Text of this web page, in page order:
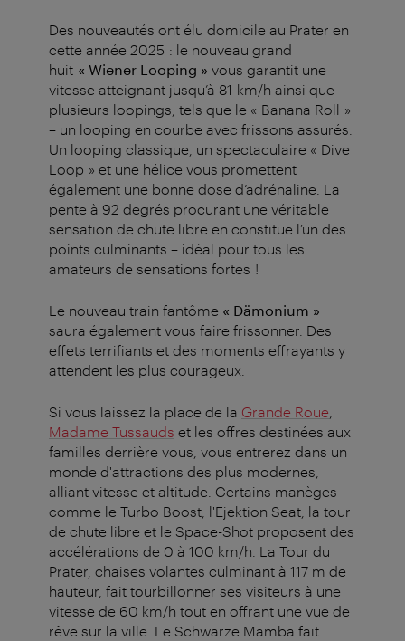
Des nouveautés ont élu domicile au Prater en
cette année 2025 : le nouveau grand
huit « Wiener Looping » vous garantit une
vitesse atteignant jusqu’à 81 km/h ainsi que
plusieurs loopings, tels que le « Banana Roll »
– un looping en courbe avec frissons assurés.
Un looping classique, un spectaculaire « Dive
Loop » et une hélice vous promettent
également une bonne dose d’adrénaline. La
pente à 92 degrés procurant une véritable
sensation de chute libre en constitue l’un des
points culminants – idéal pour tous les
amateurs de sensations fortes !
Le nouveau train fantôme « Dämonium »
saura également vous faire frissonner. Des
effets terrifiants et des moments effrayants y
attendent les plus courageux.
Si vous laissez la place de la Grande Roue
Madame Tussauds et les offres destinées aux
familles derrière vous, vous entrerez dans un
monde d'attractions des plus modernes,
alliant vitesse et altitude. Certains manèges
comme le Turbo Boost, l'Ejektion Seat, la tour
de chute libre et le Space-Shot proposent des
accélérations de 0 à 100 km/h. La Tour du
Prater, chaises volantes culminant à 117 m de
hauteur, fait tourbillonner ses visiteurs à une
vitesse de 60 km/h tout en offrant une vue de
rêve sur la ville. Le Schwarze Mamba fait